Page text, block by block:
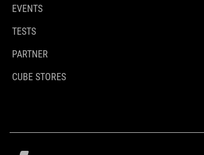
EVENTS
TESTS
PARTNER
CUBE STORES